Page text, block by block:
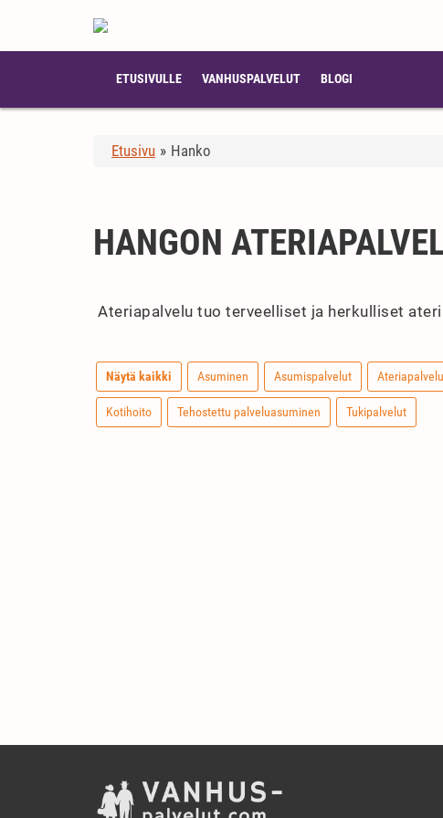
ETUSIVULLE VANHUSPALVELUT BLOGI
Etusivu » Hanko
HANGON
Ateriapalvelu tuo terveelliset ja herkulliset
Näytä kaikki Asuminen Asumispalvelut Ateriapalvelu
Kotihoito Tehostettu palveluasuminen Tukipalvelut